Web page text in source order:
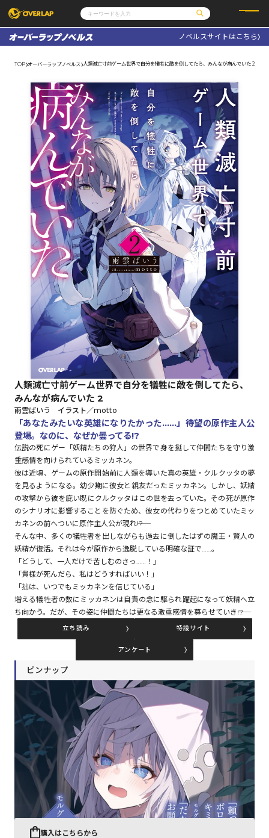
コミックガルド
コミッククリエ
文庫
ノベルス
その他
コミックエッセイ
ポケットモンスター
アニメ
ゲーム
通販・NEWS
OVERLAP STORE
オーバーラップ広報室
企業
会社概要
採用情報
アクセス
オーバーラップホールディングス
お問い合わせはこちら
オーバーラップ文庫
オーバーラップノベルス
オーバーラップノベルスf
ロサージュノベルス
コミックガルド
リキューレ
コミックパルフェ
コミックエッセイ
閉じる
ノベルスサイトはこちら
TOP オーバーラップノベルス 人類滅亡寸前ゲーム世界で自分を犠牲に敵を倒してたら、みんなが病んでいた 2
人類滅亡寸前ゲーム世界で自分を犠牲に敵を倒してたら、
みんなが病んでいた 2
雨雲ばいう イラスト／motto
「あなたみたいな英雄になりたかった……」待望の原作主人公
登場。なのに、なぜか曇ってる!?
伝説の死にゲー「妖精たちの狩人」の世界で身を挺して仲間たちを守り激
重感情を向けられているミッカネン。
彼は近頃、ゲームの原作開始前に人類を導いた真の英雄・クルクッタの夢
を見るようになる。幼少期に彼女と親友だったミッカネン。しかし、妖精
の攻撃から彼を庇い既にクルクッタはこの世を去っていた。その死が原作
のシナリオに影響することを防ぐため、彼女の代わりをつとめていたミッ
カネンの前へついに原作主人公が現れ――!?
そんな中、多くの犠牲者を出しながらも過去に倒したはずの魔王・賢人の
妖精が復活。それは今が原作から逸脱している明確な証で……。
「どうして、一人だけで苦しむのさっ……！」
「貴様が死んだら、私はどうすればいい！」
「拙は、いつでもミッカネンを信じている」
増える犠牲者の数にミッカネンは自責の念に駆られ躍起になって妖精へ立
ち向かう。だが、その姿に仲間たちは更なる激重感情を募らせていき――!?
立ち読み 特設サイト
アンケート
ピンナップ
購入はこちらから